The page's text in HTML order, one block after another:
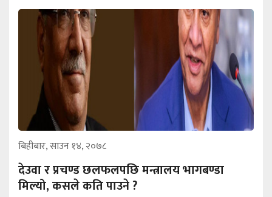
बिहीबार, साउन १४, २०७८
देउवा र प्रचण्ड छलफलपछि मन्त्रालय भागबण्डा
मिल्यो, कसले कति पाउने ?